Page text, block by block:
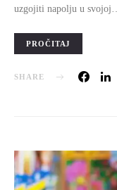
uzgojiti napolju u svojoj…
PROČITAJ
SHARE